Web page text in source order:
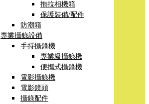
拖拉相機箱
保護裝備/配件
防潮箱
專業攝錄設備
手持攝錄機
專業級攝錄機
便攜式攝錄機
電影攝錄機
電影鏡頭
攝錄配件